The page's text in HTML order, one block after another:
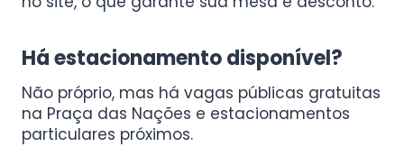
Há estacionamento disponível?
Não próprio, mas há vagas públicas gratuitas
na Praça das Nações e estacionamentos
particulares próximos.